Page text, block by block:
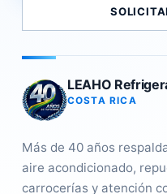
LEAHO
COSTA RICA
Más de 40 años
aire acondicionado,
carrocerías y atención